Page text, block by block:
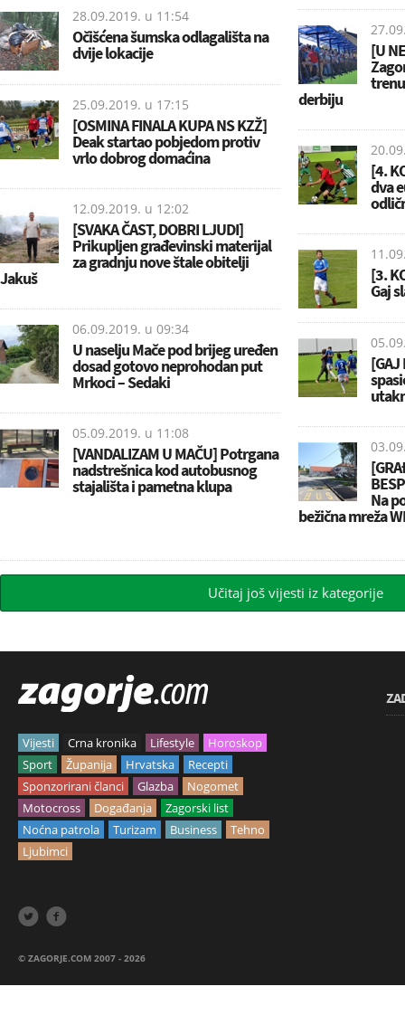
28.09.2019. u 11:54
Očišćena šumska odlagališta na
dvije lokacije
25.09.2019. u 17:15
[OSMINA FINALA KUPA NS KZŽ]
Deak startao pobjedom protiv
vrlo dobrog domaćina
12.09.2019. u 12:02
[SVAKA ČAST, DOBRI LJUDI]
Prikupljen građevinski materijal
za gradnju nove štale obitelji
Jakuš
06.09.2019. u 09:34
U naselju Mače pod brijeg uređen
dosad gotovo neprohodan put
Mrkoci – Sedaki
05.09.2019. u 11:08
[VANDALIZAM U MAČU] Potrgana
nadstrešnica kod autobusnog
stajališta i pametna klupa
[U
derbiju
[4.
dva
[3.
Gaj
[GAJ
Na
bežična mreža
Učitaj još vijesti iz kategorije
Vijesti Crna kronika Lifestyle
Horoskop
Sport
Županija Hrvatska
Recepti
Sponzorirani članci
Glazba
Nogomet
Motocross
Događanja
Zagorski list
Noćna patrola
Turizam Business
Tehno
Ljubimci
 
© ZAGORJE.COM 2007 - 2026